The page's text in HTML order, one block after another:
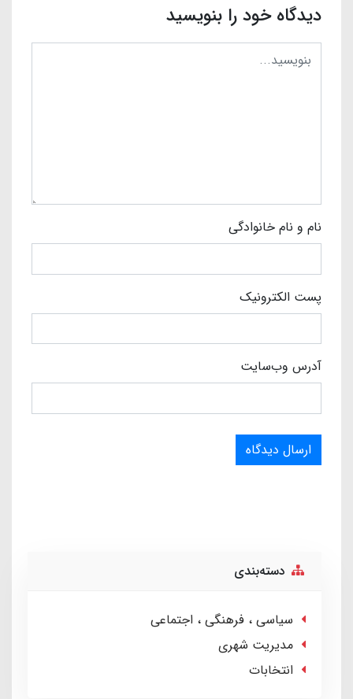
دیدگاه خود را بنویسید
نام و نام خانوادگی
پست الکترونیک
آدرس وب‌سایت
ارسال دیدگاه
دسته‌بندی
سیاسی ، فرهنگی ، اجتماعی
مدیریت شهری
انتخابات